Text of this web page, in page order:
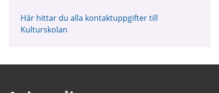
Här hittar du alla kontaktuppgifter till
Kulturskolan